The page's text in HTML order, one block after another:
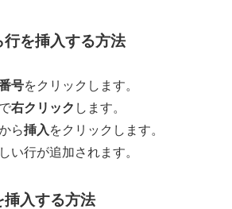
行を挿入する方法
号をクリックします。
右クリック します。
ら挿入 をクリックします。
い行が追加されます。
挿入する方法